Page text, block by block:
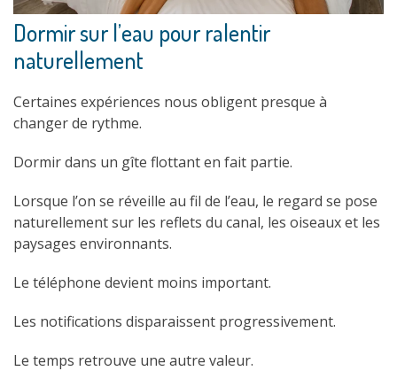
Dormir sur l’eau pour ralentir
naturellement
Certaines expériences nous obligent presque à
changer de rythme.
Dormir dans un gîte flottant en fait partie.
Lorsque l’on se réveille au fil de l’eau, le regard se pose
naturellement sur les reflets du canal, les oiseaux et les
paysages environnants.
Le téléphone devient moins important.
Les notifications disparaissent progressivement.
Le temps retrouve une autre valeur.